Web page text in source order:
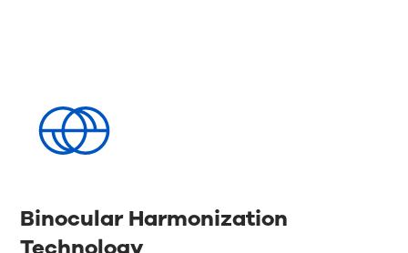
Binocular Harmonization